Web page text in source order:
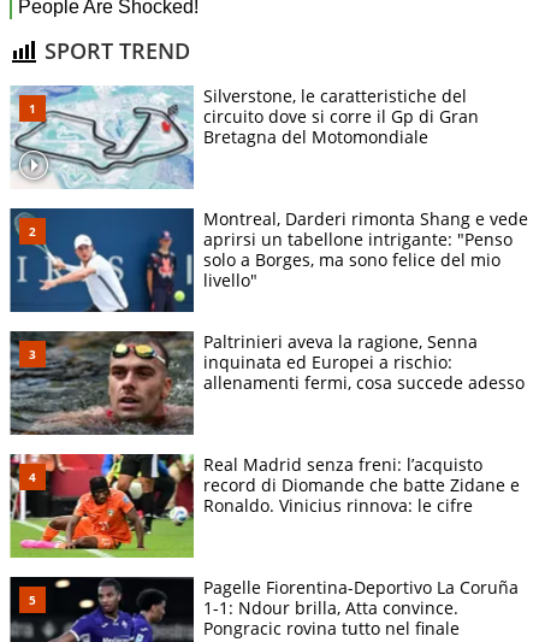
SPORT TREND
Silverstone, le caratteristiche del
circuito dove si corre il Gp di Gran
Bretagna del Motomondiale
Montreal, Darderi rimonta Shang e vede
aprirsi un tabellone intrigante: "Penso
solo a Borges, ma sono felice del mio
livello"
Paltrinieri aveva la ragione, Senna
inquinata ed Europei a rischio:
allenamenti fermi, cosa succede adesso
Real Madrid senza freni: l’acquisto
record di Diomande che batte Zidane e
Ronaldo. Vinicius rinnova: le cifre
Pagelle Fiorentina-Deportivo La Coruña
1-1: Ndour brilla, Atta convince.
Pongracic rovina tutto nel finale